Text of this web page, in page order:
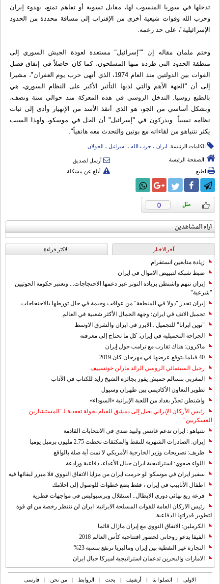
تدخلها في سوريا المنسوب لها، مقابل تسوية أو تفاهم تمنع، بهدوء إيران
وحزب الله وقوات شيعية أخرى من الإقتراب إلى مسافة محددة من الحدود
الإسرائيلية"، على حد زعمه.
وختم ملمان مقاله إن ""إسرائيل" مستعدة لعودة الجيش السوري إلى
منطقة الحدود التي طرده منها المسلحون، كما كان حاصلاً في إتفاق فصل
القوات بين الدولتين منذ العام 1974، الذي أنهى حرب يوم الغفران"، مشيرا
إلى أن "الجهة الأهم والتي لديها التأثير الأكبر على النظام السوري، هي
بالطبع روسيا. التدخل الروسي في هذه المعركة منذ حوالي سنة ونصف،
وبشكل أساسي من الجو، هو الذي أنقذ الأسد من الإنهيار وأدى إلى ثبات
نظامه نسبياً. ويدركون في "إسرائيل" أن الحل في موسكو، ولهذا السبب
يكثر نتنياهو من لقاءاته مع بوتين والتحدث معه هاتفياً".
الكلمات الرئيسة: ایران ، حزب الله ، اسرائیل ، الجولان
الصفحة الرئيسة
أرسل لصديق
اطبع
أبلغ عن مشكلة
0
آراء المشاهدين
آخرالاخبار الاکثر قراءة
زيادة متابعين انستقرام
ضبط شبكة لتبييض الاموال في ايران
إيران تتهم واشنطن بزيادة التوتر عبر دعمها الاحتجاجات... وتعتبر حكومة الحوثيين
"شرعية"
إيران تحذر "دولا في المنطقة" من عواقب وخيمة في حال تورطها بالاحتجاجات
تجميل الانف في ايران؛ وجهة الجمال الأكثر شعبية في العالم
"نوين ايرانا" للتجميل ..الابرز في ايران والشرق الاوسط
الجراحة التجميلية في إيران: كل ما تحتاج إلى معرفته
ماكرون: هناك تقارب مع ترامب حول إيران
40 فيلما يتوقع عرضها في مهرجان كان 2019
رحيل السينمائي الروسي الرائد مارلن خوتسييف
المغربي بنسالم حميش يفوز بجائزة الشيخ زايد للكتاب في الآداب
تطوير التعاون الأكاديمي بين طهران وسيول
واشنطن تحذّر بغداد من اللعبة الإيرانية «السوداء»
رئيس الأركان الإيراني يصل إلى دمشق للقيام بجولة تفقدية لـ"المستشارين
العسكريين"
نتنياهو : ايران تدعم غانتس ولبيد ضدي في الانتخابات القادمة
إيران: الصادرات الشهریة للنفط والمكثفات تخطت 2.75 مليون برميل يوميا
ظريف: تصريحات وزير الخارجية الأمريكي لا تمت أية صلة بالواقع
اللواء صفوي: استراتيجية ايران حيال الأعداء، دفاعية ورادعة
سفير ايران في موسكو: لو حرمت ايران من مزايا الاتفاق النووي فلا مبرر لبقائها فيه
اطفال الأنابيب في إيران ، فقط بضع خطوات للوصول إلى احلامك
قرعة ربع نهائي دوري الابطال.. استقلال وبرسبوليس في مواجهات قطرية
رئيس الاركان العامة للقوات المسلحة الايرانية: ايران لن تنتظر رخصة من اي قوة
لتطوير قدراتها الدفاعية
الكرملين: الاتفاق النووي مع إيران مازال قائما
الفيفا يدعو روحاني لحضور افتتاحية كأس العالم 2018
التجارة غیر النفطیة بین إیران ومالیزیا ترتفع بنسبة 23%
الامارات والبحرين تدعمان استراتيجية اميركا حيال ايران
الاولی | اتصلوا بنا | أرشیف | بحث | الروابط | من نحن | فارسی